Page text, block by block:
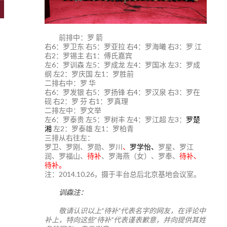
前排中：罗 箭
右6：罗卫东 右5：罗亚拉 右4：罗海曦 右3：罗 江
右2：罗锡主 右1：傅氏嘉宾
左6：罗训森 左5：罗成龙 左4：罗国冰 左3：罗成
纲 左2：罗庆国 左1：罗胜前
二排右中：罗 华
右6：罗发银 右5：罗扬锋 右4：罗汉泉 右3：罗在
砚 右2：罗 芬 右1：罗真理
二排左中：罗文举
左6：罗泰贵 左5：罗树丰 左4：罗江超 左3： 罗楚
湘 左2：罗泰雄 左1：罗柏青
三排从右往左：
罗卫、罗刚、罗勋、罗川、 罗学怡、 罗星、罗江
润、罗福山、 待补、罗海燕（女）、罗奉、 待补、
待补。
注：2014.10.26，摄于丰台总后北京基地会议室。
训森注：
敬请认识以上“待补”代表名字的网友，在评论中
补上，特向这些“待补”代表谨表歉意，并向提供其姓